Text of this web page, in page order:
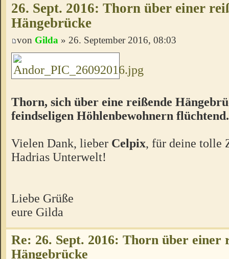
26. Sept. 2016: Thorn über einer
Hängebrücke
von Gilda » 26. September 2016, 08:03
Thorn, sich über eine reißende
feindseligen Höhlenbewohnern flüchtend.
Vielen Dank, lieber Celpix, für deine tolle
Hadrias Unterwelt!
Liebe Grüße
eure Gilda
Re: 26. Sept. 2016: Thorn über einer
Hängebrücke